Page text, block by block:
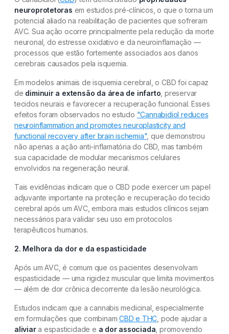
neuroprotetoras em estudos pré-clínicos, o que o torna um
potencial aliado na reabilitação de pacientes que sofreram
AVC. Sua ação ocorre principalmente pela redução da morte
neuronal, do estresse oxidativo e da neuroinflamação —
processos que estão fortemente associados aos danos
cerebrais causados pela isquemia.
Em modelos animais de isquemia cerebral, o CBD foi capaz
de diminuir a extensão da área de infarto , preservar
tecidos neurais e favorecer a recuperação funcional. Esses
efeitos foram observados no estudo "Cannabidiol reduces
neuroinflammation and promotes neuroplasticity and
functional recovery after brain ischemia" , que demonstrou
não apenas a ação anti-inflamatória do CBD, mas também
sua capacidade de modular mecanismos celulares
envolvidos na regeneração neural.
Tais evidências indicam que o CBD pode exercer um papel
adjuvante importante na proteção e recuperação do tecido
cerebral após um AVC, embora mais estudos clínicos sejam
necessários para validar seu uso em protocolos
terapêuticos humanos.
2. Melhora da dor e da espasticidade
Após um AVC, é comum que os pacientes desenvolvam
espasticidade — uma rigidez muscular que limita movimentos
— além de dor crônica decorrente da lesão neurológica.
Estudos indicam que a cannabis medicinal, especialmente
em formulações que combinamCBD e THC , pode ajudar a
aliviara espasticidade e a dor associada , promovendo